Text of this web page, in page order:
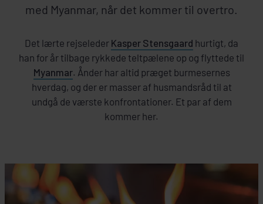
med Myanmar, når det kommer til overtro.
Det lærte rejseleder Kasper Stensgaard hurtigt, da
han for år tilbage rykkede teltpælene op og flyttede til
Myanmar. Ånder har altid præget burmesernes
hverdag, og der er masser af husmandsråd til at
undgå de værste konfrontationer. Et par af dem
kommer her.